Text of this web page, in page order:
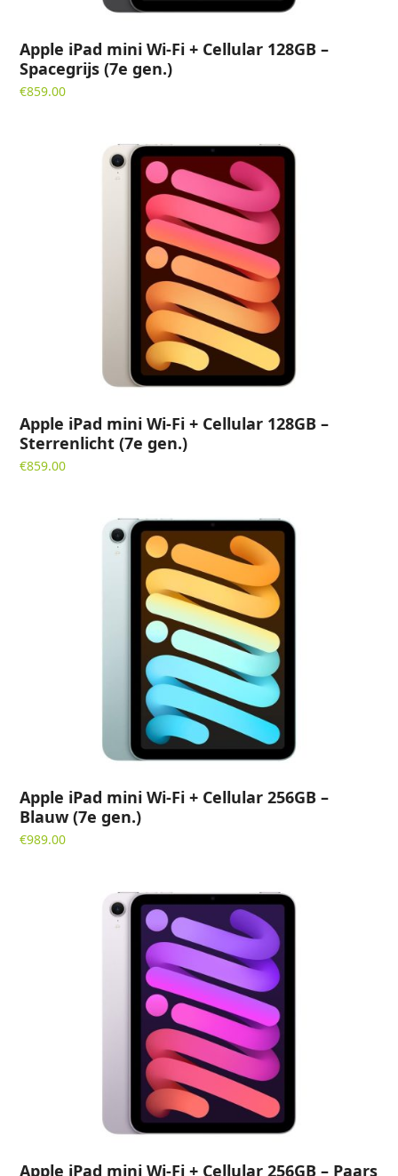
Apple iPad mini Wi-Fi + Cellular 128GB –
Spacegrijs (7e gen.)
€859.00
Apple iPad mini Wi-Fi + Cellular 128GB –
Sterrenlicht (7e gen.)
€859.00
Apple iPad mini Wi-Fi + Cellular 256GB –
Blauw (7e gen.)
€989.00
Apple iPad mini Wi-Fi + Cellular 256GB – Paars